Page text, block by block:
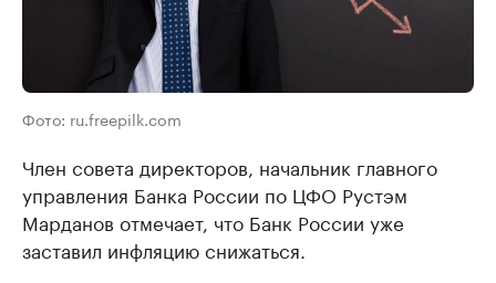
Фото: ru.freepilk.com
Член совета директоров, начальник главного
управления Банка России по ЦФО Рустэм
Марданов отмечает, что Банк России уже
заставил инфляцию снижаться.